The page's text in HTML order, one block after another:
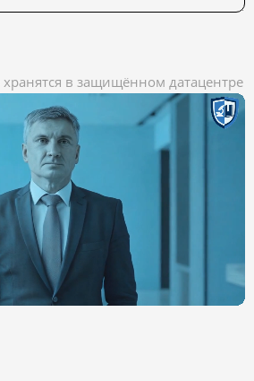
в защищённом датацентре